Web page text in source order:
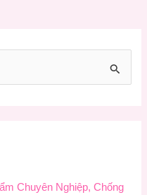
Chuyên Nghiệp, Chống